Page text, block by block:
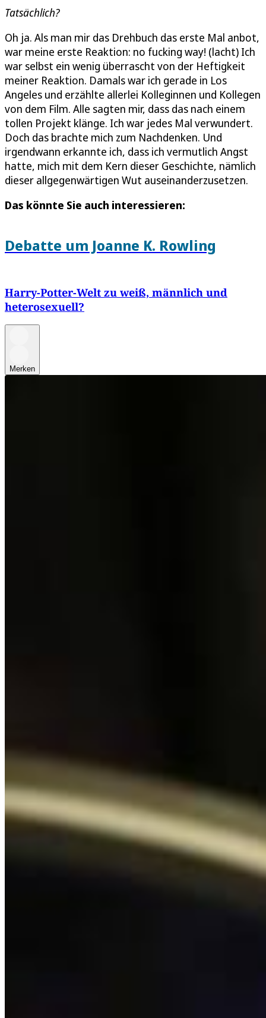
Tatsächlich?
Oh ja. Als man mir das Drehbuch das erste Mal anbot,
war meine erste Reaktion: no fucking way! (lacht) Ich
war selbst ein wenig überrascht von der Heftigkeit
meiner Reaktion. Damals war ich gerade in Los
Angeles und erzählte allerlei Kolleginnen und Kollegen
von dem Film. Alle sagten mir, dass das nach einem
tollen Projekt klänge. Ich war jedes Mal verwundert.
Doch das brachte mich zum Nachdenken. Und
irgendwann erkannte ich, dass ich vermutlich Angst
hatte, mich mit dem Kern dieser Geschichte, nämlich
dieser allgegenwärtigen Wut auseinanderzusetzen.
Das könnte Sie auch interessieren:
Debatte um Joanne K. Rowling
Harry-Potter-Welt zu weiß, männlich und
heterosexuell?
Merken